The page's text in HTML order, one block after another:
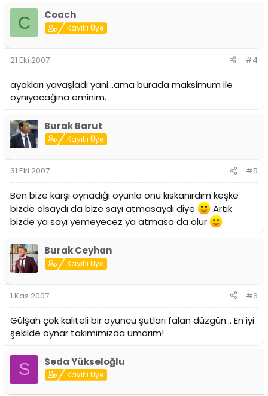
C Coach
Kayıtlı Üye
21 Eki 2007 #4
ayakları yavaşladı yani...ama burada maksimum ile
oynıyacağına eminim.
Burak Barut
Kayıtlı Üye
31 Eki 2007 #5
Ben bize karşı oynadığı oyunla onu kıskanırdım keşke
bizde olsaydı da bize sayı atmasaydı diye
Artık
bizde ya sayı yemeyecez ya atmasa da olur
Burak Ceyhan
Kayıtlı Üye
1 Kas 2007 #6
Gülşah çok kaliteli bir oyuncu şutları falan düzgün... En iyi
şekilde oynar takımımızda umarım!
S Seda Yükseloğlu
Kayıtlı Üye